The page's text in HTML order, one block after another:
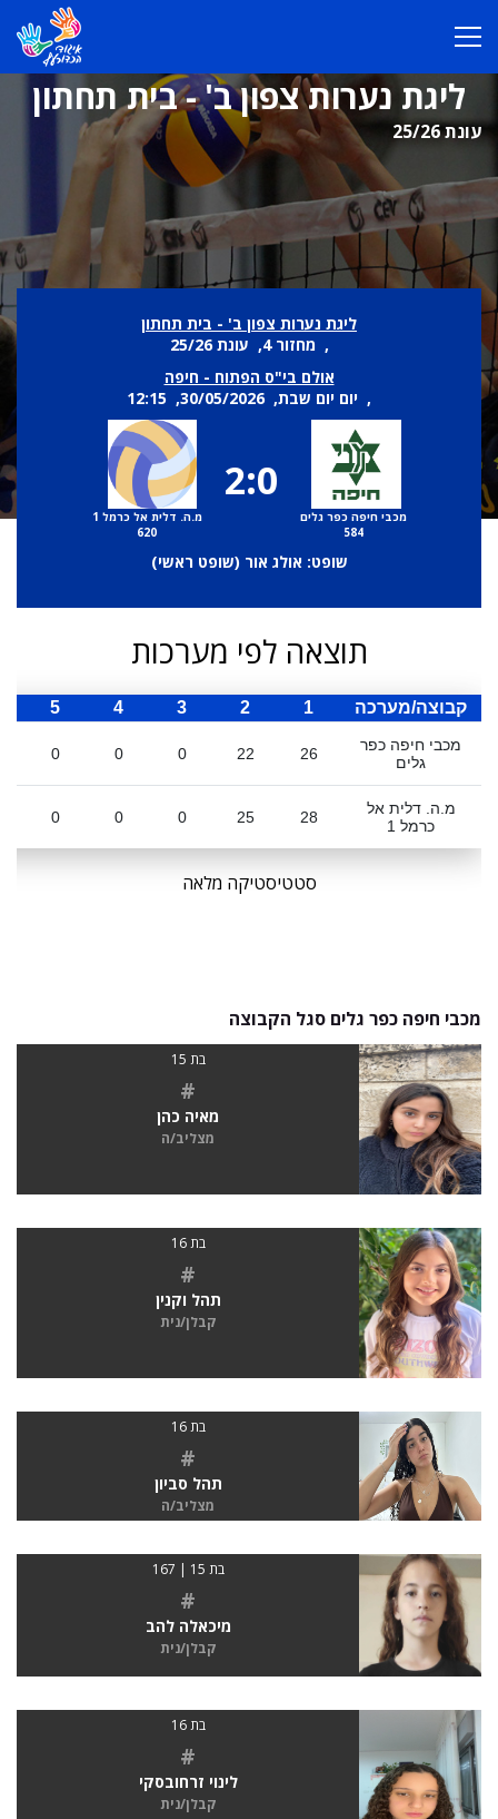
ליגת נערות צפון ב' - בית תחתון
עונת 25/26
ליגת נערות צפון ב' - בית תחתון
, מחזור 4, עונת 25/26
אולם בי"ס הפתוח - חיפה
, יום יום שבת, 30/05/2026, 12:15
מכבי חיפה כפר גלים
584
2:0
מ.ה. דלית אל כרמל 1
620
שופט: אולג אור (שופט ראשי)
תוצאה לפי מערכות
קבוצה/מערכה 1
2
3
4
5
מכבי חיפה כפר
גלים
26
22
0
0
0
מ.ה. דלית אל
כרמל 1
28
25
0
0
0
סטטיסטיקה מלאה
מכבי חיפה כפר גלים סגל הקבוצה
בת 15
#
מאיה כהן
מצליב/ה
בת 16
#
תהל וקנין
קבלן/נית
בת 16
#
תהל סביון
מצליב/ה
בת 15 | 167
#
מיכאלה להב
קבלן/נית
בת 16
#
לינוי זרחובסקי
קבלן/נית